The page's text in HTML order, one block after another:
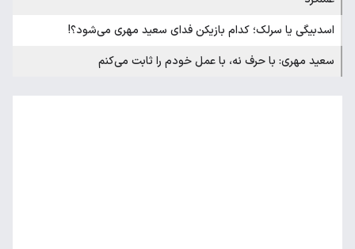
اسدبیگی یا سرلک؛ کدام بازیکن فدای سعید مهری می‌شود؟!
سعید مهری: با حرف نه، با عمل خودم را ثابت می‌کنم